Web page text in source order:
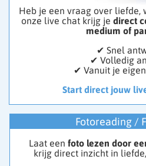
Heb je een vraag over liefde,
onze live chat krijg je direct
medium of
✔ Snel
✔ Volledig
✔ Vanuit je
Start direct jouw
Fotoreading /
Laat een foto lezen door
krijg direct inzicht in